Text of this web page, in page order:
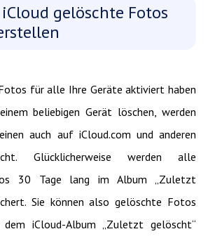
gelöschte Fotos
für alle Ihre Geräte aktiviert haben
beliebigen Gerät löschen, werden
auch auf iCloud.com und anderen
Glücklicherweise werden alle
30 Tage lang im Album „Zuletzt
Sie können also gelöschte Fotos
iCloud-Album „Zuletzt gelöscht“